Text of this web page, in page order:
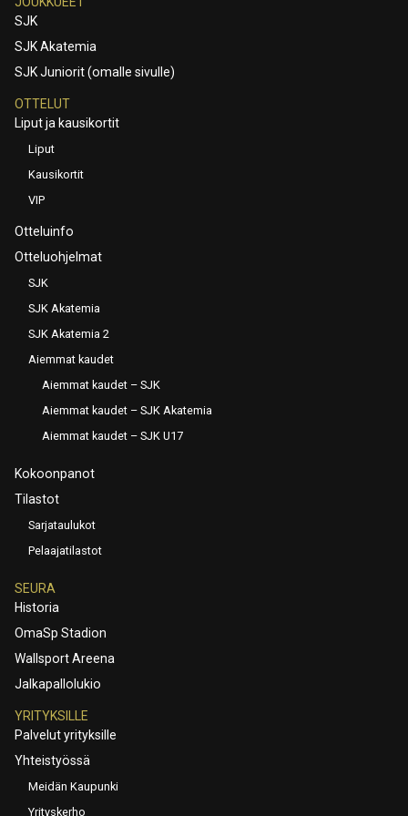
SJK
SJK Akatemia
SJK Juniorit (omalle sivulle)
OTTELUT
Liput ja kausikortit
Liput
Kausikortit
VIP
Otteluinfo
Otteluohjelmat
SJK
SJK Akatemia
SJK Akatemia 2
Aiemmat kaudet
Aiemmat kaudet – SJK
Aiemmat kaudet – SJK Akatemia
Aiemmat kaudet – SJK U17
Kokoonpanot
Tilastot
Sarjataulukot
Pelaajatilastot
SEURA
Historia
OmaSp Stadion
Wallsport Areena
Jalkapallolukio
YRITYKSILLE
Palvelut yrityksille
Yhteistyössä
Meidän Kaupunki
Yrityskerho